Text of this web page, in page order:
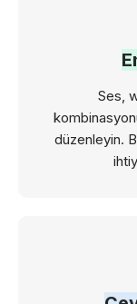
Ses,
düzenleyin.